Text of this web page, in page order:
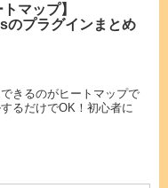
マップ】
のプラグインまとめ
きるのがヒートマップで
るだけでOK！初心者に